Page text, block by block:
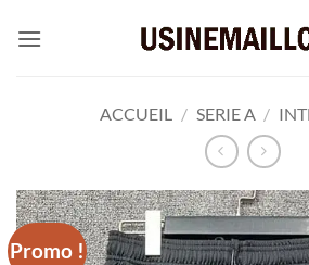
ACCUEIL / SERIE A /
Promo !